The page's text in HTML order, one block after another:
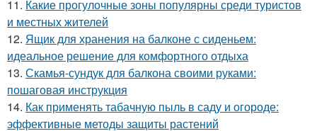
11. Какие прогулочные зоны популярны среди туристов
и местных жителей
12. Ящик для хранения на балконе с сиденьем:
идеальное решение для комфортного отдыха
13. Скамья-сундук для балкона своими руками:
пошаговая инструкция
14. Как применять табачную пыль в саду и огороде:
эффективные методы защиты растений